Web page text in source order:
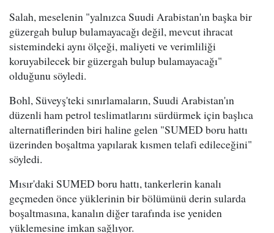
Salah, meselenin "yalnızca Suudi Arabistan'ın başka bir
güzergah bulup bulamayacağı değil, mevcut ihracat
sistemindeki aynı ölçeği, maliyeti ve verimliliği
koruyabilecek bir güzergah bulup bulamayacağı"
olduğunu söyledi.
Bohl, Süveyş'teki sınırlamaların, Suudi Arabistan'ın
düzenli ham petrol teslimatlarını sürdürmek için başlıca
alternatiflerinden biri haline gelen "SUMED boru hattı
üzerinden boşaltma yapılarak kısmen telafi edileceğini"
söyledi.
Mısır'daki SUMED boru hattı, tankerlerin kanalı
geçmeden önce yüklerinin bir bölümünü derin sularda
boşaltmasına, kanalın diğer tarafında ise yeniden
yüklemesine imkan sağlıyor.